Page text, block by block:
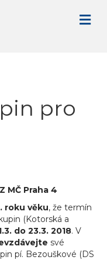
pro
MČ Praha 4
roku věku, že termín
(Kotorská a
do 23.3. 2018. V
své
pí. Bezouškové (DS